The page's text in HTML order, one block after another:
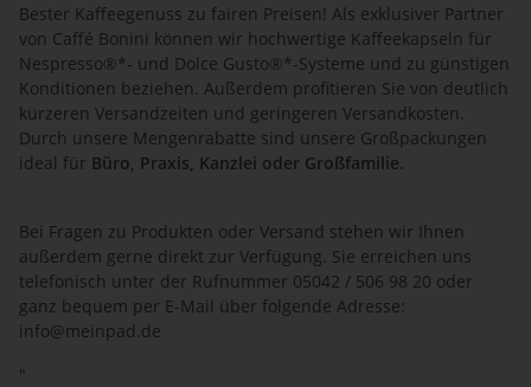
Bester Kaffeegenuss zu fairen Preisen! Als exklusiver Partner
von Caffé Bonini können wir hochwertige Kaffeekapseln für
Nespresso®*- und Dolce Gusto®*-Systeme und zu günstigen
Konditionen beziehen. Außerdem profitieren Sie von deutlich
kürzeren Versandzeiten und geringeren Versandkosten.
Durch unsere Mengenrabatte sind unsere Großpackungen
ideal für Büro, Praxis, Kanzlei oder Großfamilie.
Bei Fragen zu Produkten oder Versand stehen wir Ihnen
außerdem gerne direkt zur Verfügung. Sie erreichen uns
telefonisch unter der Rufnummer 05042 / 506 98 20 oder
ganz bequem per E-Mail über folgende Adresse:
info@meinpad.de
"